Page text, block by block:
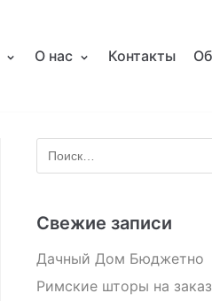
О нас Контакты
Свежие записи
Дачный Дом Бюджетно
Римские шторы на заказ